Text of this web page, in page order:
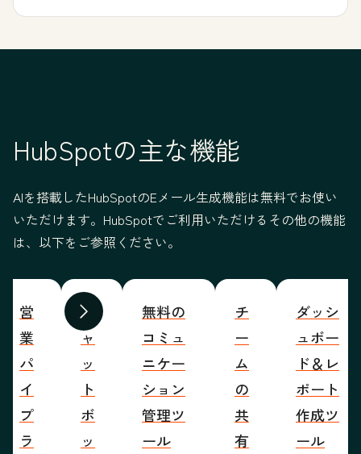
HubSpotの主な機能
AIを搭載したHubSpotのEメール生成機能は無料でお使い
いただけます。HubSpotでご利用いただけるその他の機能
は、以下をご参照ください。
前へ 次へ
営
業
パ
イ
プ
ラ
チ
ャ
ッ
ト
ボ
ッ
無料の
コミュ
ニケー
ション
管理ツ
ール
チ
ー
ム
の
共
有
ダッシ
ュボー
ド＆レ
ポート
作成ツ
ール